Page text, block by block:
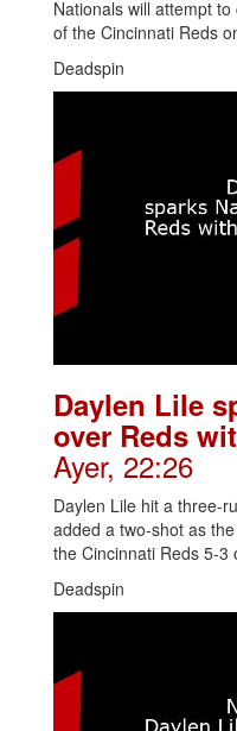
Nationals will attempt
of the Cincinnati Reds
Deadspin
Daylen Lile
over Reds
Ayer, 22:26
Daylen Lile hit a three-
added a two-shot as
the Cincinnati Reds 5-3
Deadspin